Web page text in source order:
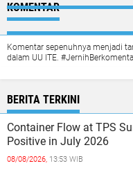
KOMENTAR
Komentar sepenuhnya menjadi
dalam UU ITE.
BERITA TERKINI
Container Flow at TPS
Positive in July 2026
08/08/2026, 13:53 WIB